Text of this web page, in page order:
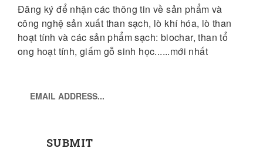
Đăng ký để nhận các thông tin về sản phẩm và
công nghệ sản xuất than sạch, lò khí hóa, lò than
hoạt tính và các sản phẩm sạch: biochar, than tổ
ong hoạt tính, giấm gỗ sinh học......mới nhất